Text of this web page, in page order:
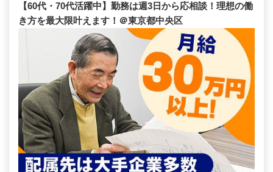
【60代・70代活躍中】勤務は週3日から応相談！理想の働
き方を最大限叶えます！＠東京都中央区